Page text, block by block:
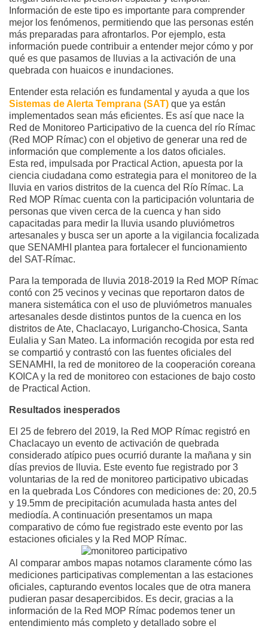
Información de este tipo es importante para comprender
mejor los fenómenos, permitiendo que las personas estén
más preparadas para afrontarlos. Por ejemplo, esta
información puede contribuir a entender mejor cómo y por
qué es que pasamos de lluvias a la activación de una
quebrada con huaicos e inundaciones.
Entender esta relación es fundamental y ayuda a que los
Sistemas de Alerta Temprana (SAT) que ya están
implementados sean más eficientes. Es así que nace la
Red de Monitoreo Participativo de la cuenca del río Rímac
(Red MOP Rímac) con el objetivo de generar una red de
información que complemente a los datos oficiales.
Esta red, impulsada por Practical Action, apuesta por la
ciencia ciudadana como estrategia para el monitoreo de la
lluvia en varios distritos de la cuenca del Río Rímac. La
Red MOP Rímac cuenta con la participación voluntaria de
personas que viven cerca de la cuenca y han sido
capacitadas para medir la lluvia usando pluviómetros
artesanales y busca ser un aporte a la vigilancia focalizada
que SENAMHI plantea para fortalecer el funcionamiento
del SAT-Rímac.
Para la temporada de lluvia 2018-2019 la Red MOP Rímac
contó con 25 vecinos y vecinas que reportaron datos de
manera sistemática con el uso de pluviómetros manuales
artesanales desde distintos puntos de la cuenca en los
distritos de Ate, Chaclacayo, Lurigancho-Chosica, Santa
Eulalia y San Mateo. La información recogida por esta red
se compartió y contrastó con las fuentes oficiales del
SENAMHI, la red de monitoreo de la cooperación coreana
KOICA y la red de monitoreo con estaciones de bajo costo
de Practical Action.
Resultados inesperados
El 25 de febrero del 2019, la Red MOP Rímac registró en
Chaclacayo un evento de activación de quebrada
considerado atípico pues ocurrió durante la mañana y sin
días previos de lluvia. Este evento fue registrado por 3
voluntarias de la red de monitoreo participativo ubicadas
en la quebrada Los Cóndores con mediciones de: 20, 20.5
y 19.5mm de precipitación acumulada hasta antes del
mediodía. A continuación presentamos un mapa
comparativo de cómo fue registrado este evento por las
estaciones oficiales y la Red MOP Rímac.
Al comparar ambos mapas notamos claramente cómo las
mediciones participativas complementan a las estaciones
oficiales, capturando eventos locales que de otra manera
pudieran pasar desapercibidos. Es decir, gracias a la
información de la Red MOP Rímac podemos tener un
entendimiento más completo y detallado sobre el